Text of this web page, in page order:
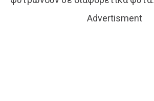
Advertisment